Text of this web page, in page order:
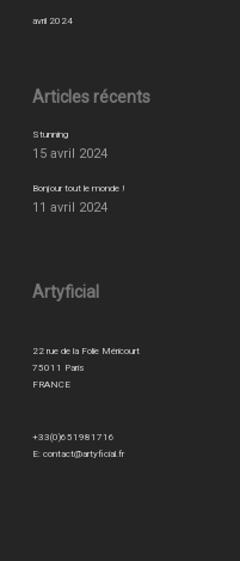
avril 2024
Articles récents
Stunning
15 avril 2024
Bonjour tout le monde !
11 avril 2024
Artyficial
22 rue de la Folie Méricourt
75011 Paris
FRANCE
+33(0)651981716
E: contact@artyficial.fr